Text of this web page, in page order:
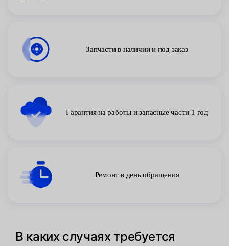
Запчасти в наличии и под заказ
Гарантия на работы и запасные части 1 год
Ремонт в день обращения
В каких случаях требуется